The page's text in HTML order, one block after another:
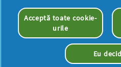
Drepturi de autor © 2026 P&G.
Acceptă toate cookie-
urile
Eu decid